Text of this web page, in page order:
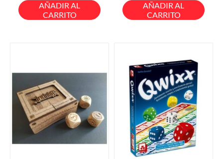
AÑADIR AL
CARRITO
AÑADIR AL
CARRITO